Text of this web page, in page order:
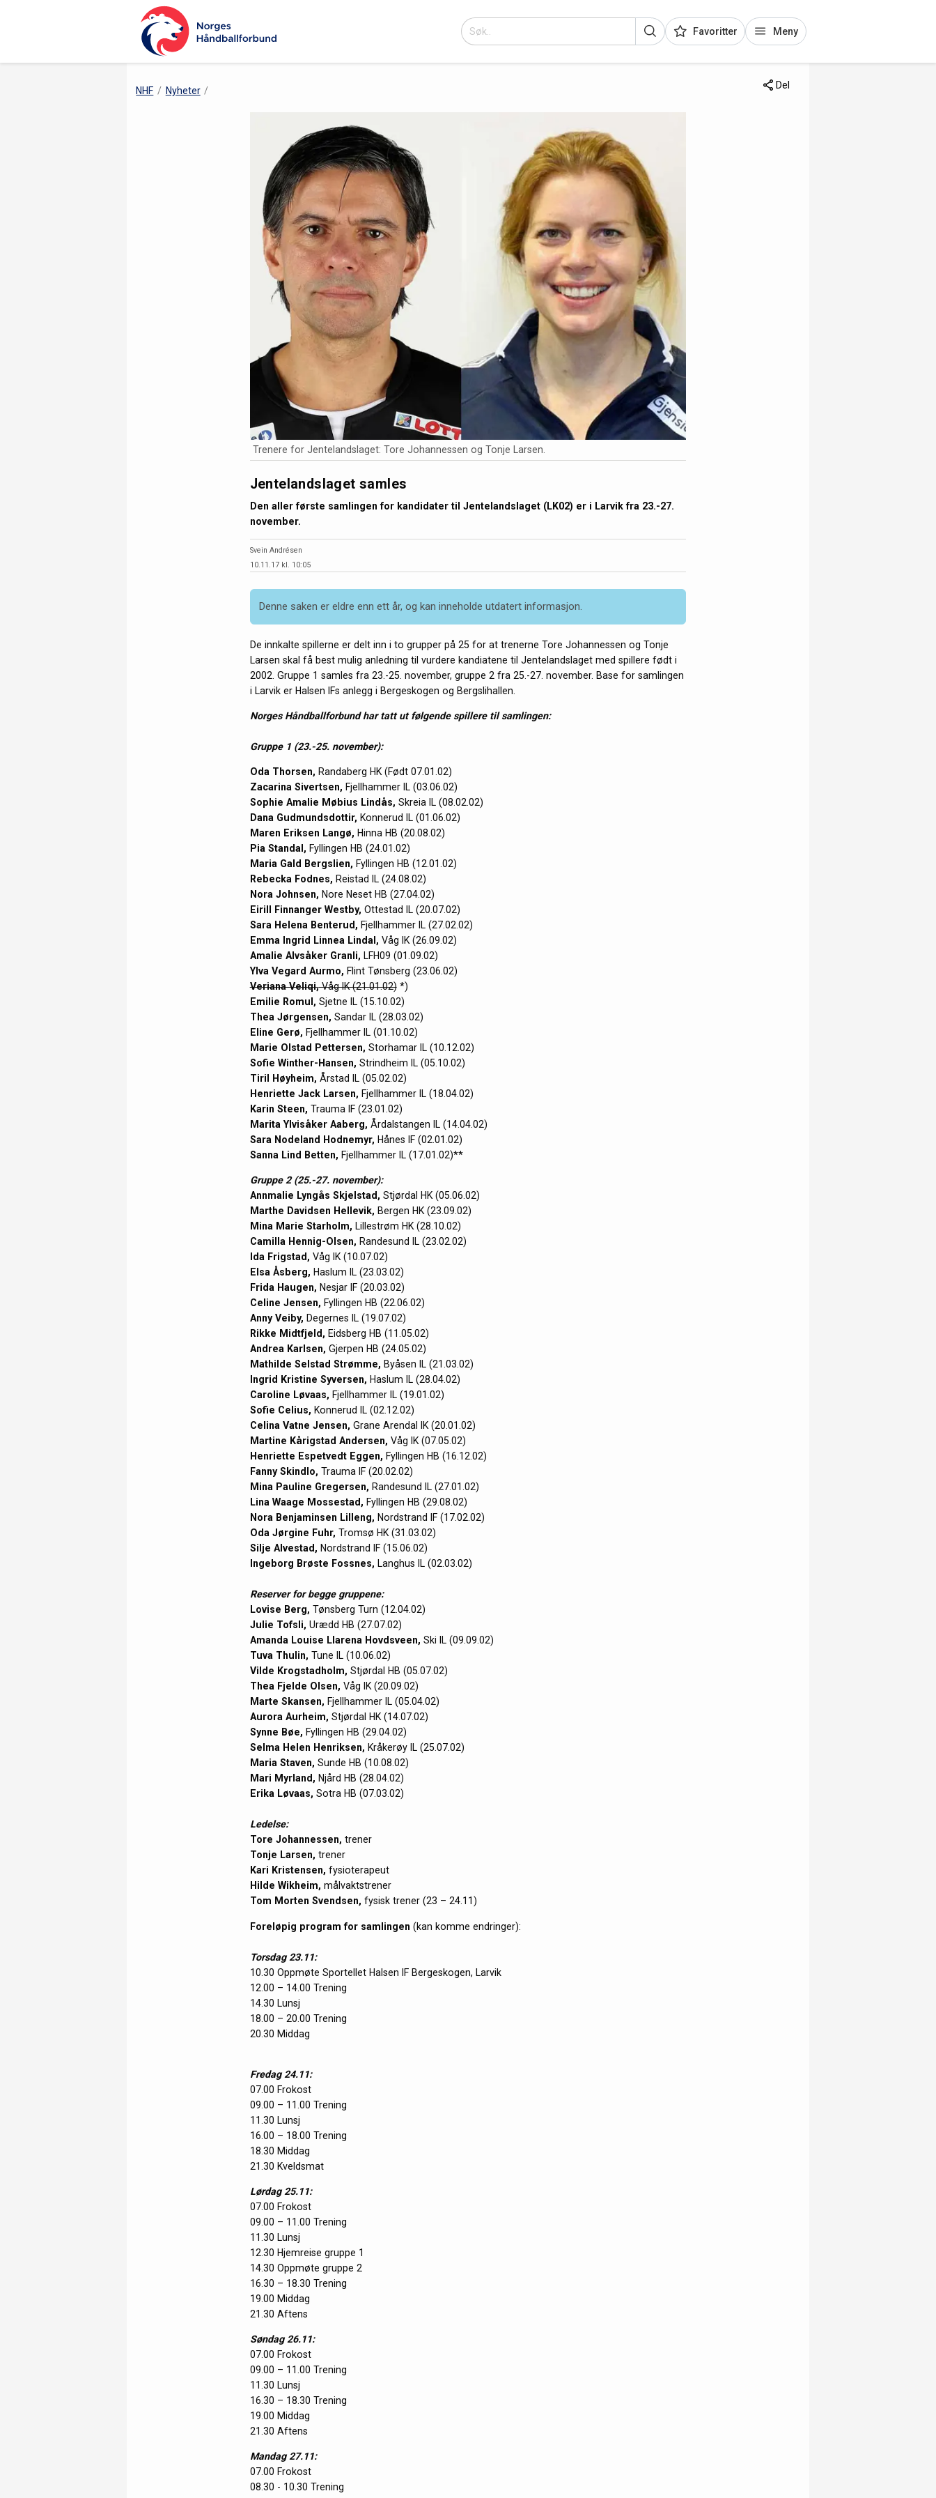
Favoritter Meny
NHF Nyheter Del
Trenere for Jentelandslaget: Tore Johannessen og Tonje Larsen.
Jentelandslaget samles
Den aller første samlingen for kandidater til Jentelandslaget (LK02) er i Larvik fra 23.-27.
november.
Svein Andrésen
10.11.17 kl. 10:05
Denne saken er eldre enn ett år, og kan inneholde utdatert informasjon.
De innkalte spillerne er delt inn i to grupper på 25 for at trenerne Tore Johannessen og Tonje
Larsen skal få best mulig anledning til vurdere kandiatene til Jentelandslaget med spillere født i
2002. Gruppe 1 samles fra 23.-25. november, gruppe 2 fra 25.-27. november. Base for samlingen
i Larvik er Halsen IFs anlegg i Bergeskogen og Bergslihallen.
Norges Håndballforbund har tatt ut følgende spillere til samlingen:
Gruppe 1 (23.-25. november):
Oda Thorsen, Randaberg HK (Født 07.01.02)
Zacarina Sivertsen, Fjellhammer IL (03.06.02)
Sophie Amalie Møbius Lindås, Skreia IL (08.02.02)
Dana Gudmundsdottir, Konnerud IL (01.06.02)
Maren Eriksen Langø, Hinna HB (20.08.02)
Pia Standal, Fyllingen HB (24.01.02)
Maria Gald Bergslien, Fyllingen HB (12.01.02)
Rebecka Fodnes, Reistad IL (24.08.02)
Nora Johnsen, Nore Neset HB (27.04.02)
Eirill Finnanger Westby, Ottestad IL (20.07.02)
Sara Helena Benterud, Fjellhammer IL (27.02.02)
Emma Ingrid Linnea Lindal, Våg IK (26.09.02)
Amalie Alvsåker Granli, LFH09 (01.09.02)
Ylva Vegard Aurmo, Flint Tønsberg (23.06.02)
Veriana Veliqi,Våg IK (21.01.02)*)
Emilie Romul, Sjetne IL (15.10.02)
Thea Jørgensen, Sandar IL (28.03.02)
Eline Gerø, Fjellhammer IL (01.10.02)
Marie Olstad Pettersen, Storhamar IL (10.12.02)
Sofie Winther-Hansen, Strindheim IL (05.10.02)
Tiril Høyheim, Årstad IL (05.02.02)
Henriette Jack Larsen, Fjellhammer IL (18.04.02)
Karin Steen, Trauma IF (23.01.02)
Marita Ylvisåker Aaberg, Årdalstangen IL (14.04.02)
Sara Nodeland Hodnemyr, Hånes IF (02.01.02)
Sanna Lind Betten, Fjellhammer IL (17.01.02)**
Gruppe 2 (25.-27. november):
Annmalie Lyngås Skjelstad, Stjørdal HK (05.06.02)
Marthe Davidsen Hellevik, Bergen HK (23.09.02)
Mina Marie Starholm, Lillestrøm HK (28.10.02)
Camilla Hennig-Olsen, Randesund IL (23.02.02)
Ida Frigstad, Våg IK (10.07.02)
Elsa Åsberg, Haslum IL (23.03.02)
Frida Haugen, Nesjar IF (20.03.02)
Celine Jensen, Fyllingen HB (22.06.02)
Anny Veiby, Degernes IL (19.07.02)
Rikke Midtfjeld, Eidsberg HB (11.05.02)
Andrea Karlsen, Gjerpen HB (24.05.02)
Mathilde Selstad Strømme, Byåsen IL (21.03.02)
Ingrid Kristine Syversen, Haslum IL (28.04.02)
Caroline Løvaas, Fjellhammer IL (19.01.02)
Sofie Celius, Konnerud IL (02.12.02)
Celina Vatne Jensen, Grane Arendal IK (20.01.02)
Martine Kårigstad Andersen, Våg IK (07.05.02)
Henriette Espetvedt Eggen, Fyllingen HB (16.12.02)
Fanny Skindlo, Trauma IF (20.02.02)
Mina Pauline Gregersen, Randesund IL (27.01.02)
Lina Waage Mossestad, Fyllingen HB (29.08.02)
Nora Benjaminsen Lilleng, Nordstrand IF (17.02.02)
Oda Jørgine Fuhr, Tromsø HK (31.03.02)
Silje Alvestad, Nordstrand IF (15.06.02)
Ingeborg Brøste Fossnes, Langhus IL (02.03.02)
Reserver for begge gruppene:
Lovise Berg, Tønsberg Turn (12.04.02)
Julie Tofsli, Urædd HB (27.07.02)
Amanda Louise Llarena Hovdsveen, Ski IL (09.09.02)
Tuva Thulin, Tune IL (10.06.02)
Vilde Krogstadholm, Stjørdal HB (05.07.02)
Thea Fjelde Olsen, Våg IK (20.09.02)
Marte Skansen, Fjellhammer IL (05.04.02)
Aurora Aurheim, Stjørdal HK (14.07.02)
Synne Bøe, Fyllingen HB (29.04.02)
Selma Helen Henriksen, Kråkerøy IL (25.07.02)
Maria Staven, Sunde HB (10.08.02)
Mari Myrland, Njård HB (28.04.02)
Erika Løvaas, Sotra HB (07.03.02)
Ledelse:
Tore Johannessen, trener
Tonje Larsen, trener
Kari Kristensen, fysioterapeut
Hilde Wikheim, målvaktstrener
Tom Morten Svendsen, fysisk trener (23 – 24.11)
Foreløpig program for samlingen (kan komme endringer):
Torsdag 23.11:
10.30 Oppmøte Sportellet Halsen IF Bergeskogen, Larvik
12.00 – 14.00 Trening
14.30 Lunsj
18.00 – 20.00 Trening
20.30 Middag
Fredag 24.11:
07.00 Frokost
09.00 – 11.00 Trening
11.30 Lunsj
16.00 – 18.00 Trening
18.30 Middag
21.30 Kveldsmat
Lørdag 25.11:
07.00 Frokost
09.00 – 11.00 Trening
11.30 Lunsj
12.30 Hjemreise gruppe 1
14.30 Oppmøte gruppe 2
16.30 – 18.30 Trening
19.00 Middag
21.30 Aftens
Søndag 26.11:
07.00 Frokost
09.00 – 11.00 Trening
11.30 Lunsj
16.30 – 18.30 Trening
19.00 Middag
21.30 Aftens
Mandag 27.11:
07.00 Frokost
08.30 - 10.30 Trening